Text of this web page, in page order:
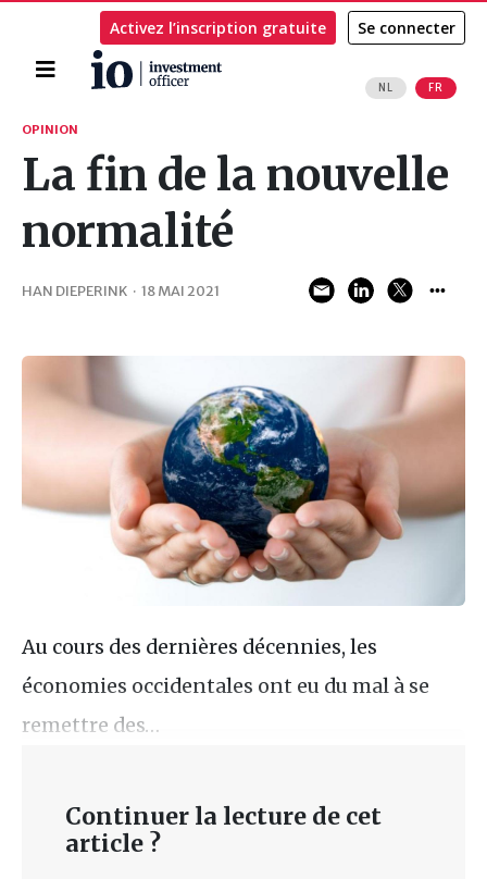
Accueil
NL FR
Activez l’inscription gratuite Se connecter
Rechercher
OPINION
La fin de la nouvelle
normalité
HAN DIEPERINK · 18 MAI 2021
Au cours des dernières décennies, les
économies occidentales ont eu du mal à se
remettre des…
Continuer la lecture de cet
article ?